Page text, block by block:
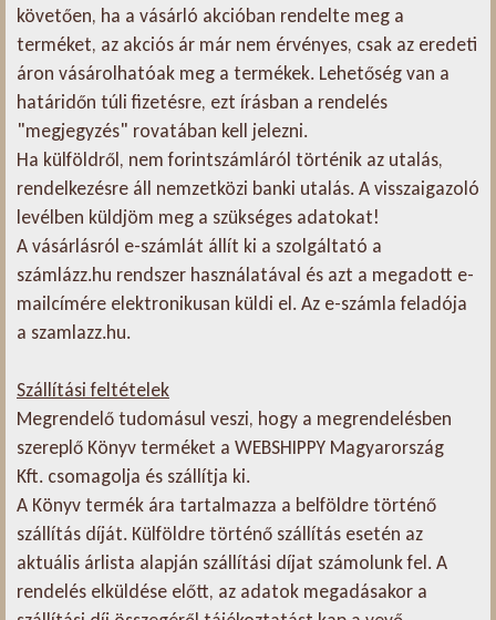
követően, ha a vásárló akcióban rendelte meg a
terméket, az akciós ár már nem érvényes, csak az eredeti
áron vásárolhatóak meg a termékek. Lehetőség van a
határidőn túli fizetésre, ezt írásban a rendelés
"megjegyzés" rovatában kell jelezni.
Ha külföldről, nem forintszámláról történik az utalás,
rendelkezésre áll nemzetközi banki utalás. A visszaigazoló
levélben küldjöm meg a szükséges adatokat!
A vásárlásról e-számlát állít ki a szolgáltató a
számlázz.hu rendszer használatával és azt a megadott e-
mailcímére elektronikusan küldi el. Az e-számla feladója
a szamlazz.hu.
Szállítási feltételek
Megrendelő tudomásul veszi, hogy a megrendelésben
szereplő Könyv terméket a WEBSHIPPY Magyarország
Kft. csomagolja és szállítja ki.
A Könyv termék ára tartalmazza a belföldre történő
szállítás díját. Külföldre történő szállítás esetén az
aktuális árlista alapján szállítási díjat számolunk fel. A
rendelés elküldése előtt, az adatok megadásakor a